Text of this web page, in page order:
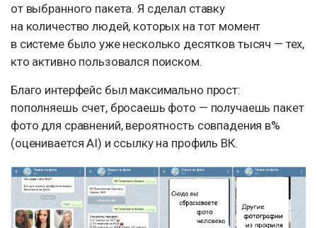
от выбранного пакета. Я сделал ставку
на количество людей, которых на тот момент
в системе было уже несколько десятков тысяч — тех,
кто активно пользовался поиском.
Благо интерфейс был максимально прост:
пополняешь счет, бросаешь фото — получаешь пакет
фото для сравнений, вероятность совпадения в%
(оценивается AI) и ссылку на профиль ВК.